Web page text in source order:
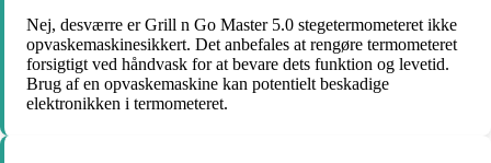
Nej, desværre er Grill n Go Master 5.0 stegetermometeret ikke
opvaskemaskinesikkert. Det anbefales at rengøre termometeret
forsigtigt ved håndvask for at bevare dets funktion og levetid.
Brug af en opvaskemaskine kan potentielt beskadige
elektronikken i termometeret.